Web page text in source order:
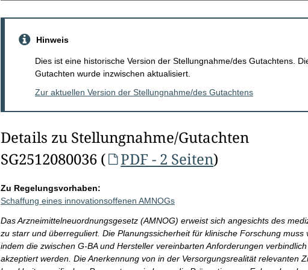
Hinweis
Dies ist eine historische Version der Stellungnahme/des Gutachtens.
Gutachten wurde inzwischen aktualisiert.
Zur aktuellen Version der Stellungnahme/des Gutachtens
Details zu Stellungnahme/Gutachten
SG2512080036 (
PDF - 2 Seiten)
Zu Regelungsvorhaben:
Schaffung eines innovationsoffenen AMNOGs
Das Arzneimittelneuordnungsgesetz (AMNOG) erweist sich angesichts des
zu starr und überreguliert. Die Planungssicherheit für klinische Forschung muss
indem die zwischen G-BA und Hersteller vereinbarten Anforderungen
akzeptiert werden. Die Anerkennung von in der Versorgungsrealität relevanten